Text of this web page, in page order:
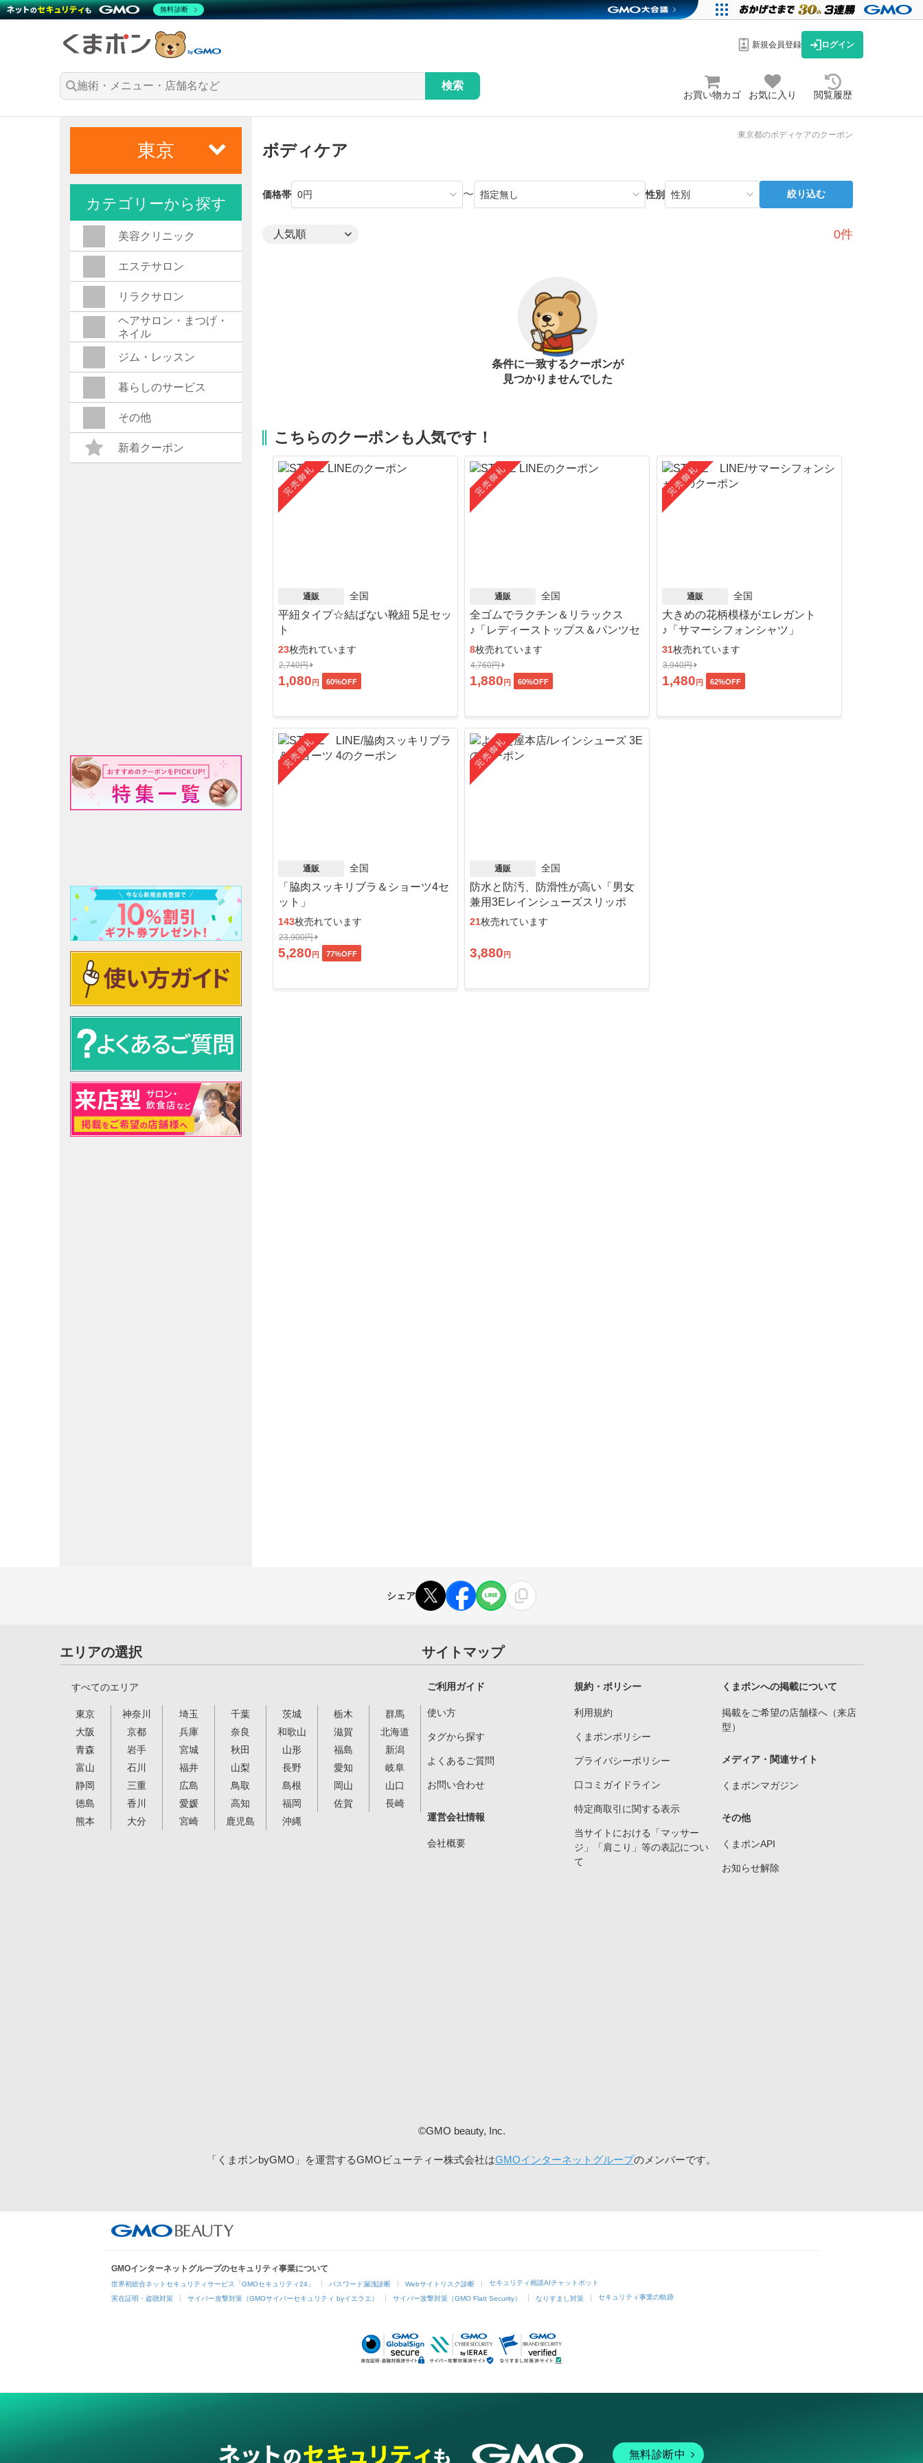
新規会員登録 ログイン
検索
お買い物カゴ お気に入り 閲覧履歴
東京都のボディケアのクーポン
ボディケア
価格帯 〜 性別 絞り込む
0件
条件に一致するクーポンが
見つかりませんでした
こちらのクーポンも人気です！
完売御礼
通販 全国
平紐タイプ☆結ばない靴紐 5足セッ
ト
23枚売れています
2,740円
1,080 円 60%OFF
完売御礼
通販 全国
全ゴムでラクチン＆リラックス
♪「レディーストップス＆パンツセ
ット」
8枚売れています
4,760円
1,880 円 60%OFF
完売御礼
通販 全国
大きめの花柄模様がエレガント
♪「サマーシフォンシャツ」
31枚売れています
3,940円
1,480 円 62%OFF
完売御礼
通販 全国
「脇肉スッキリブラ＆ショーツ4セ
ット」
143枚売れています
23,900円
5,280 円 77%OFF
完売御礼
通販 全国
防水と防汚、防滑性が高い「男女
兼用3Eレインシューズスリッポ
ン」
21枚売れています
3,880 円
東京
カテゴリーから探す
美容クリニック
エステサロン
リラクサロン
ヘアサロン・まつげ・
ネイル
ジム・レッスン
暮らしのサービス
その他
新着クーポン
シェア
エリアの選択
すべてのエリア
東京 神奈川 埼玉 千葉 茨城 栃木
群馬
大阪
京都 兵庫 奈良 和歌山 滋賀
北海道
青森
岩手 宮城 秋田 山形 福島
新潟
富山
石川 福井 山梨 長野 愛知
岐阜
静岡
三重 広島 鳥取 島根 岡山
山口
徳島
香川 愛媛 高知 福岡 佐賀
長崎
熊本
大分 宮崎 鹿児島 沖縄
サイトマップ
ご利用ガイド
使い方
タグから探す
よくあるご質問
お問い合わせ
運営会社情報
会社概要
規約・ポリシー
利用規約
くまポンポリシー
プライバシーポリシー
口コミガイドライン
特定商取引に関する表示
当サイトにおける「マッサー
ジ」「肩こり」等の表記につい
て
くまポンへの掲載について
掲載をご希望の店舗様へ（来店
型）
メディア・関連サイト
くまポンマガジン
その他
くまポンAPI
お知らせ解除
©GMO beauty, Inc.
「くまポンbyGMO」を運営するGMOビューティー株式会社はGMOインターネットグループのメンバーです。
GMOインターネットグループのセキュリティ事業について
世界初総合ネットセキュリティサービス「GMOセキュリティ24」 パスワード漏洩診断 Webサイトリスク診断 セキュリティ相談AIチャットボット
実在証明・盗聴対策 サイバー攻撃対策（GMOサイバーセキュリティ byイエラエ） サイバー攻撃対策（GMO Flatt Security） なりすまし対策 セキュリティ事業の軌跡
無料診断中
無料診断